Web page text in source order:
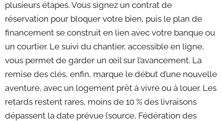
plusieurs étapes. Vous signez un contrat de
réservation pour bloquer votre bien, puis le plan de
financement se construit en lien avec votre banque ou
un courtier. Le suivi du chantier, accessible en ligne,
vous permet de garder un œil sur l’avancement. La
remise des clés, enfin, marque le début d’une nouvelle
aventure, avec un logement prêt à vivre ou à louer. Les
retards restent rares, moins de 10 % des livraisons
dépassent la date prévue (source, Fédération des